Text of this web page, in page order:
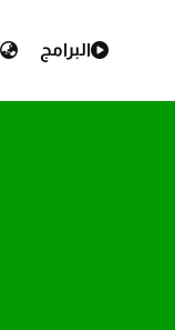
البرامج